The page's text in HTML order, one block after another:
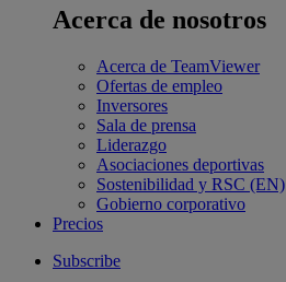
Acerca de nosotros
Acerca de TeamViewer
Ofertas de empleo
Inversores
Sala de prensa
Liderazgo
Asociaciones deportivas
Sostenibilidad y RSC (EN)
Gobierno corporativo
Precios
Subscribe